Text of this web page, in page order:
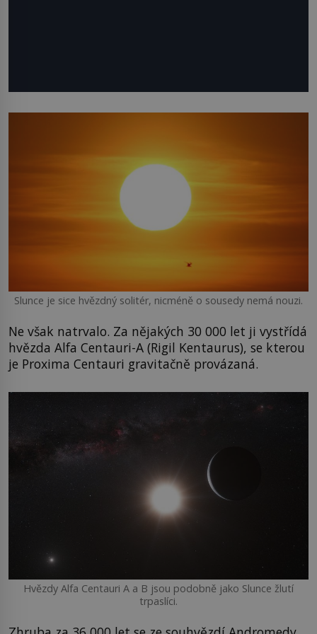
Slunce je sice hvězdný solitér, nicméně o sousedy nemá nouzi.
Ne však natrvalo. Za nějakých 30 000 let ji vystřídá
hvězda Alfa Centauri-A (Rigil Kentaurus), se kterou
je Proxima Centauri gravitačně provázaná.
Hvězdy Alfa Centauri A a B jsou podobně jako Slunce žlutí
trpaslíci.